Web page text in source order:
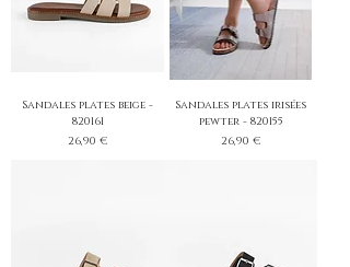
Sandales plates beige -
820161
Prix
26,90 €
Sandales plates irisées
pewter - 820155
Prix
26,90 €